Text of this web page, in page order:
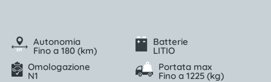
Autonomia
Fino a 180 (km)
Batterie
LITIO
Omologazione
N1
Portata max
Fino a 1225 (kg)